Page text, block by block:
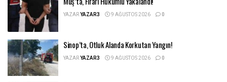
YAZARYAZAR3 9 AĞUSTOS 2026 0
Sinop’ta, Otluk Alanda Korkutan Yangın!
YAZARYAZAR3 9 AĞUSTOS 2026 0